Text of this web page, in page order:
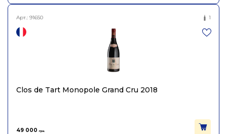
Арт.: 91650 1
Clos de Tart Monopole Grand Cru 2018
49 000 грн.